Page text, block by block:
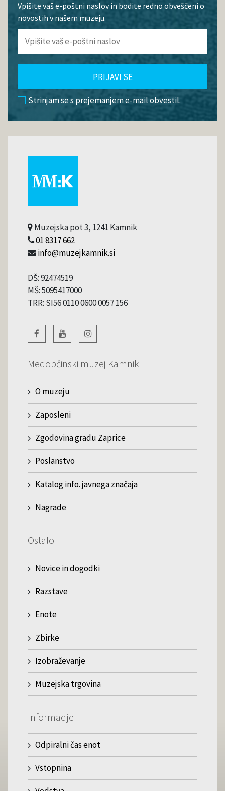
Vpišite vaš e-poštni naslov in bodite redno obveščeni o
novostih v našem muzeju.
PRIJAVI SE
Strinjam se s prejemanjem e-mail obvestil.
Muzejska pot 3, 1241 Kamnik
01 8317 662
info@muzejkamnik.si
DŠ: 92474519
MŠ: 5095417000
TRR: SI56 0110 0600 0057 156
Medobčinski muzej Kamnik
O muzeju
Zaposleni
Zgodovina gradu Zaprice
Poslanstvo
Katalog info. javnega značaja
Nagrade
Ostalo
Novice in dogodki
Razstave
Enote
Zbirke
Izobraževanje
Muzejska trgovina
Informacije
Odpiralni čas enot
Vstopnina